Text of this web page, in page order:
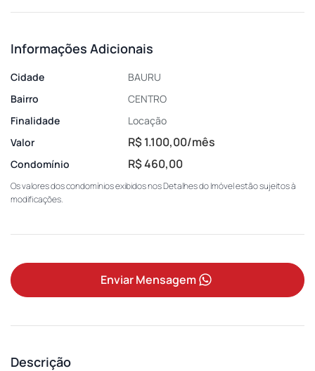
Informações Adicionais
Cidade
BAURU
Bairro
CENTRO
Finalidade
Locação
Valor
R$ 1.100,00/mês
Condomínio R$ 460,00
Os valores dos condomínios exibidos nos Detalhes do Imóvel estão sujeitos à
modificações.
Enviar Mensagem
Descrição